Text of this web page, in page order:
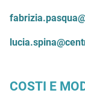
COSTI E